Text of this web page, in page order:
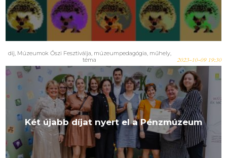
díj, Múzeumok Őszi Fesztiválja, múzeumpedagógia, műhely,
téma
2023-10-09 19:30
Két újabb díjat nyert el a Pénzmúzeum